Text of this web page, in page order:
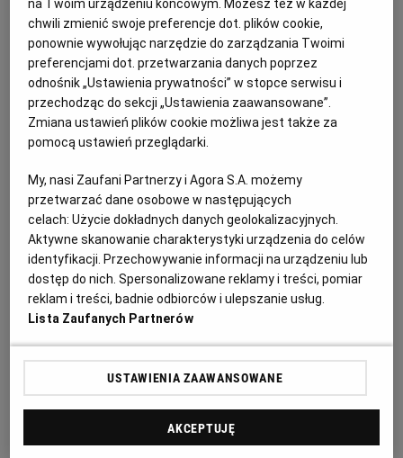
TRÓJMIASTO
WAŁBRZYCH
WROCŁAW
ZAKOPANE
składniki:
3-4 łyżki oliwy
100 g ziaren kukurydzy do prażenia
50 g startego parmezanu
łyżeczka oregano
kilka listków bazylii
Popcorn z parmezanem i ziołami – przepis
krok po kroku:
1. W dużym garnku rozgrzewamy mocno oliwę,
wrzucamy ziarna kukurydzy, przykrywamy szczelnie
na Twoim urządzeniu końcowym. Możesz też w każdej
chwili zmienić swoje preferencje dot. plików cookie,
ponownie wywołując narzędzie do zarządzania Twoimi
preferencjami dot. przetwarzania danych poprzez
odnośnik „Ustawienia prywatności” w stopce serwisu i
przechodząc do sekcji „Ustawienia zaawansowane”.
Zmiana ustawień plików cookie możliwa jest także za
pomocą ustawień przeglądarki.
My, nasi Zaufani Partnerzy i Agora S.A. możemy
przetwarzać dane osobowe w następujących
celach:Użycie dokładnych danych geolokalizacyjnych.
Aktywne skanowanie charakterystyki urządzenia do celów
identyfikacji. Przechowywanie informacji na urządzeniu lub
dostęp do nich. Spersonalizowane reklamy i treści, pomiar
reklam i treści, badnie odbiorców i ulepszanie usług.
Lista Zaufanych Partnerów
USTAWIENIA ZAAWANSOWANE
AKCEPTUJĘ